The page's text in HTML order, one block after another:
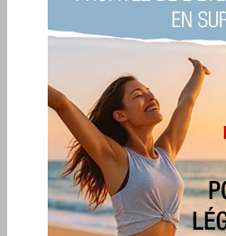
Petit Clown
Eliott : "je fais comme mon Patron !"